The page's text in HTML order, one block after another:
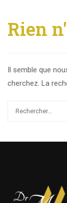
Rien
Il semble que
cherchez. La